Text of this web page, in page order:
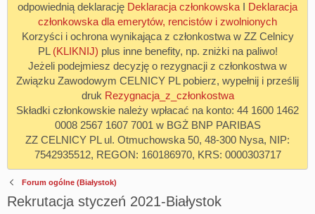
odpowiednią deklarację Deklaracja członkowska I Deklaracja
członkowska dla emerytów, rencistów i zwolnionych
Korzyści i ochrona wynikająca z członkostwa w ZZ Celnicy
PL (KLIKNIJ) plus inne benefity, np. zniżki na paliwo!
Jeżeli podejmiesz decyzję o rezygnacji z członkostwa w
Związku Zawodowym CELNICY PL pobierz, wypełnij i prześlij
druk Rezygnacja_z_członkostwa
Składki członkowskie należy wpłacać na konto: 44 1600 1462
0008 2567 1607 7001 w BGŻ BNP PARIBAS
ZZ CELNICY PL ul. Otmuchowska 50, 48-300 Nysa, NIP:
7542935512, REGON: 160186970, KRS: 0000303717
Forum ogólne (Białystok)
Rekrutacja styczeń 2021-Białystok